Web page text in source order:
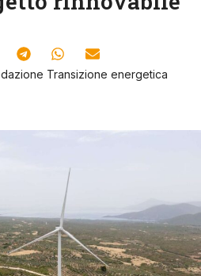
Transizione energetica